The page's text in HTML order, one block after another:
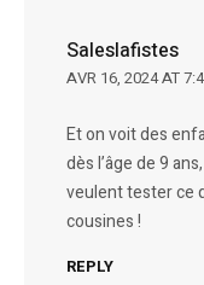
Saleslafistes
AVR 16, 2024 AT
Et on voit des
dès l’âge de 9
veulent tester ce
cousines !
REPLY